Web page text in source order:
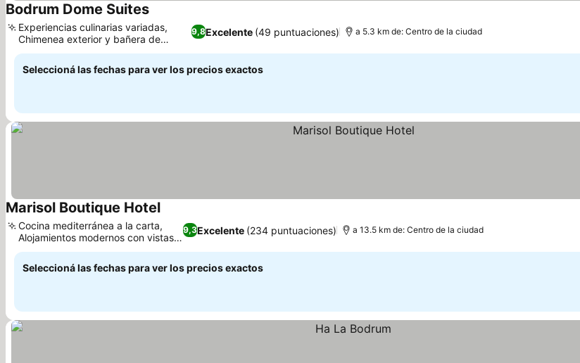
Bodrum Dome SuitesVer precios
9,8Excelente (49 puntuaciones)
Experiencias culinarias variadas,
Chimenea exterior y bañera de
hidromasaje
a 5.3 km de: Centro de la ciudad
Seleccioná las fechas para ver los precios exactos
Marisol Boutique HotelVer precios
9,3Excelente (234 puntuaciones)
Cocina mediterránea a la carta,
Alojamientos modernos con vistas
al mar
a 13.5 km de: Centro de la ciudad
Seleccioná las fechas para ver los precios exactos